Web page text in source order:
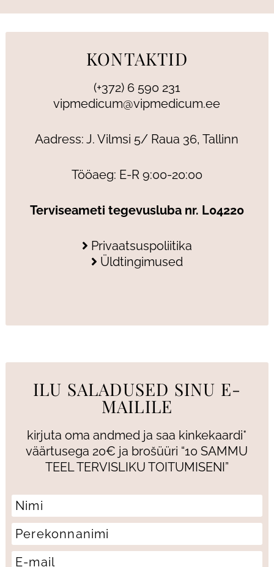
KONTAKTID
(+372) 6 590 231
vipmedicum@vipmedicum.ee
Aadress: J. Vilmsi 5/ Raua 36, Tallinn
Tööaeg: E-R 9:00-20:00
Terviseameti tegevusluba nr. L04220
Privaatsuspoliitika
Üldtingimused
ILU SALADUSED SINU E-
MAILILE
kirjuta oma andmed ja saa kinkekaardi*
väärtusega 20€ ja brošüüri “10 SAMMU
TEEL TERVISLIKU TOITUMISENI”